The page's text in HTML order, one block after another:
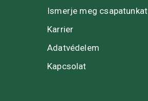
Ismerje meg csapatunkat
Karrier
Adatvédelem
Kapcsolat